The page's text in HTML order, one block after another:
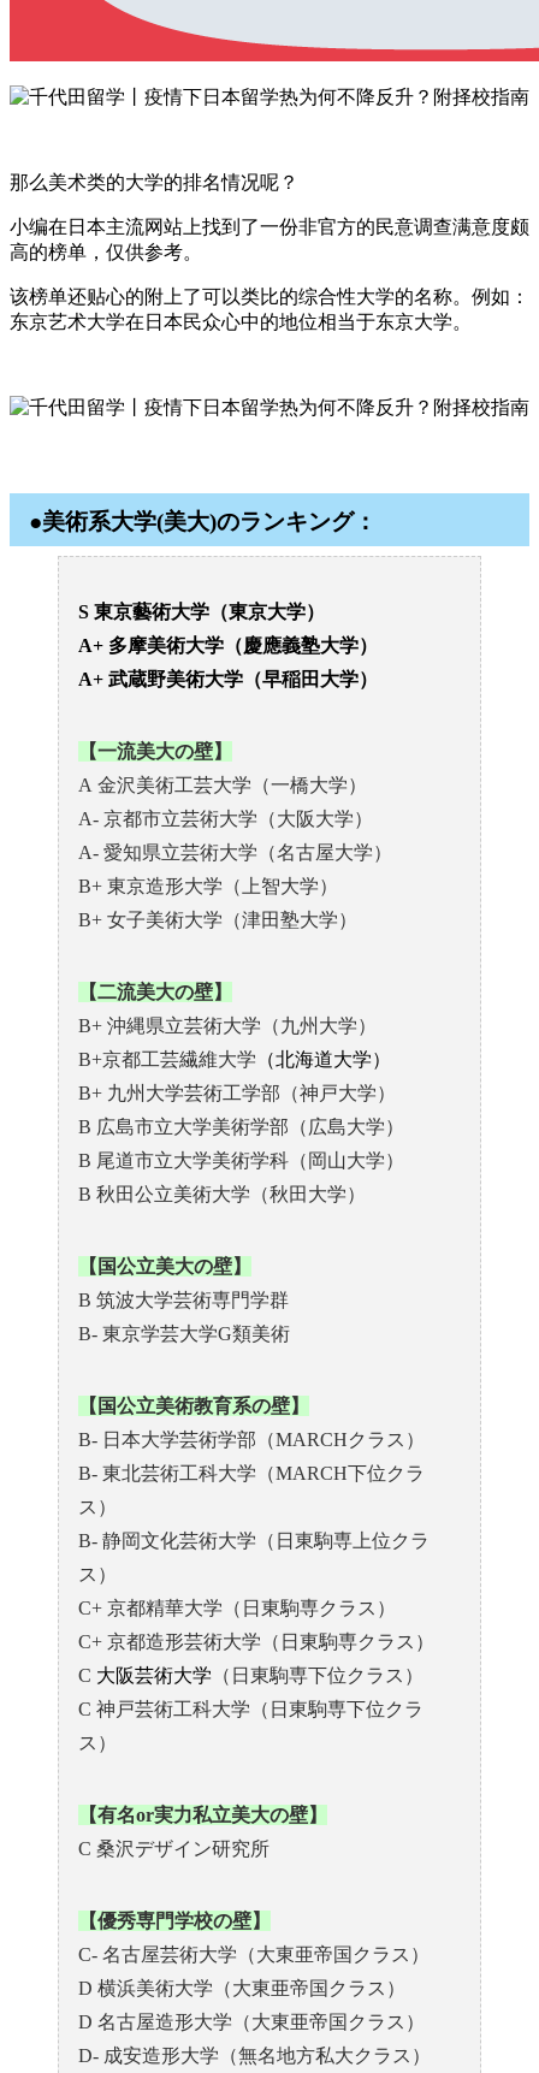
那么美术类的大学的排名情况呢？
小编在日本主流网站上找到了一份非官方的民意调查满意度颇
高的榜单，仅供参考。
该榜单还贴心的附上了可以类比的综合性大学的名称。例如：
东京艺术大学在日本民众心中的地位相当于东京大学。
●美術系大学(美大)のランキング：
S 東京藝術大学（東京大学）
A+ 多摩美術大学（慶應義塾大学）
A+ 武蔵野美術大学（早稲田大学）
【一流美大の壁】
A 金沢美術工芸大学（一橋大学）
A- 京都市立芸術大学（大阪大学）
A- 愛知県立芸術大学（名古屋大学）
B+ 東京造形大学（上智大学）
B+ 女子美術大学（津田塾大学）
【二流美大の壁】
B+ 沖縄県立芸術大学（九州大学）
B+京都工芸繊維大学 （北海道大学）
B+ 九州大学芸術工学部（神戸大学）
B 広島市立大学美術学部（広島大学）
B 尾道市立大学美術学科（岡山大学）
B 秋田公立美術大学（秋田大学）
【国公立美大の壁】
B 筑波大学芸術専門学群
B- 東京学芸大学G類美術
【国公立美術教育系の壁】
B- 日本大学芸術学部（MARCHクラス）
B- 東北芸術工科大学（MARCH下位クラ
ス）
B- 静岡文化芸術大学（日東駒専上位クラ
ス）
C+ 京都精華大学（日東駒専クラス）
C+ 京都造形芸術大学（日東駒専クラス）
C 大阪芸術大学 （日東駒専下位クラス）
C 神戸芸術工科大学（日東駒専下位クラ
ス）
【有名or実力私立美大の壁】
C 桑沢デザイン研究所
【優秀専門学校の壁】
C- 名古屋芸術大学（大東亜帝国クラス）
D 横浜美術大学（大東亜帝国クラス）
D 名古屋造形大学（大東亜帝国クラス）
D- 成安造形大学（無名地方私大クラス）